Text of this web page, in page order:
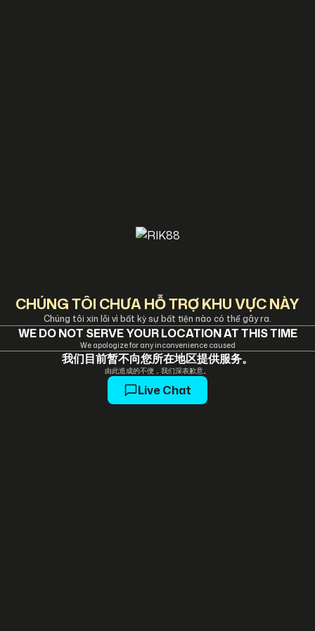
CHÚNG TÔI CHƯA HỖ TRỢ KHU VỰC NÀY
Chúng tôi xin lỗi vì bất kỳ sự bất tiện nào có thể gây ra.
WE DO NOT SERVE YOUR LOCATION AT THIS TIME
We apologize for any inconvenience caused
我们目前暂不向您所在地区提供服务。
由此造成的不便，我们深表歉意。
Live Chat